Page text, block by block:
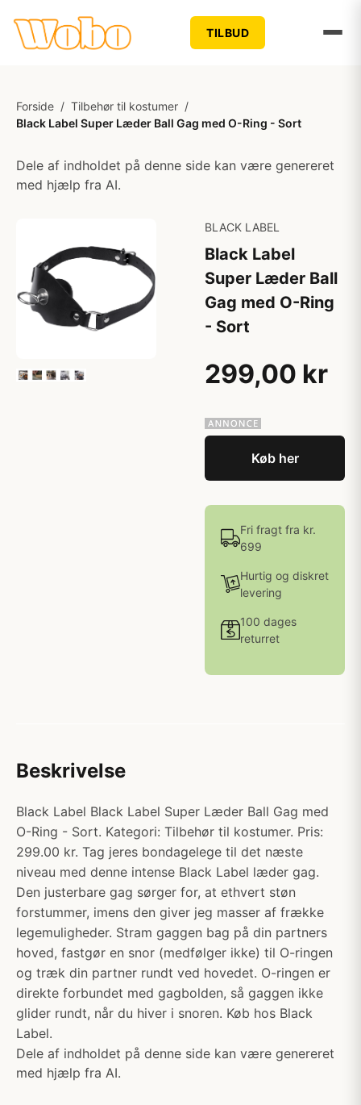
TILBUD
Forside / Tilbehør til kostumer /
Black Label Super Læder Ball Gag med O-Ring - Sort
Dele af indholdet på denne side kan være genereret
med hjælp fra AI.
BLACK LABEL
Black Label
Super Læder Ball
Gag med O-Ring
- Sort
299,00 kr
Køb her
Fri fragt fra kr.
699
Hurtig og diskret
levering
100 dages
returret
Beskrivelse
Black Label Black Label Super Læder Ball Gag med
O-Ring - Sort. Kategori: Tilbehør til kostumer. Pris:
299.00 kr. Tag jeres bondagelege til det næste
niveau med denne intense Black Label læder gag.
Den justerbare gag sørger for, at ethvert støn
forstummer, imens den giver jeg masser af frække
legemuligheder. Stram gaggen bag på din partners
hoved, fastgør en snor (medfølger ikke) til O-ringen
og træk din partner rundt ved hovedet. O-ringen er
direkte forbundet med gagbolden, så gaggen ikke
glider rundt, når du hiver i snoren. Køb hos Black
Label.
Dele af indholdet på denne side kan være genereret
med hjælp fra AI.